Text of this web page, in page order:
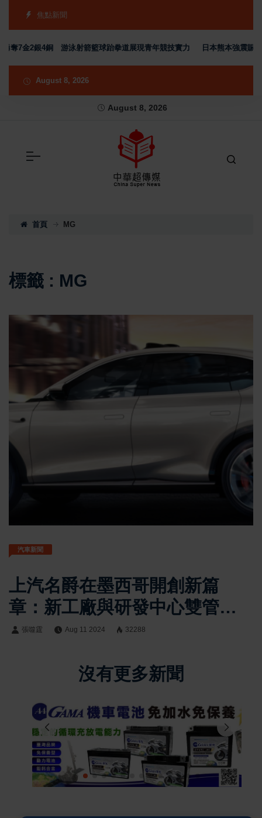
焦點新聞
奪7金2銀4銅 游泳射箭籃球跆拳道展現青年競技實力 日本熊本強震賑
August 8, 2026
August 8, 2026
首頁 MG
標籤 : MG
汽車新聞
上汽名爵在墨西哥開創新篇
章：新工廠與研發中心雙管齊
下張噬霆 Aug 11 2024 32288
沒有更多新聞